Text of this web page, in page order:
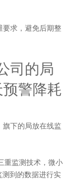
要求，避免后期整
司的局
警降耗
下的局放在线监
重监测技术，微小
到的数据进行实